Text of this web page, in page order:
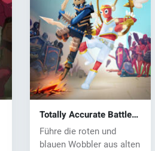
Totally Accurate Battle
Simulator (PC) key
Führe die roten und
blauen Wobbler aus alten